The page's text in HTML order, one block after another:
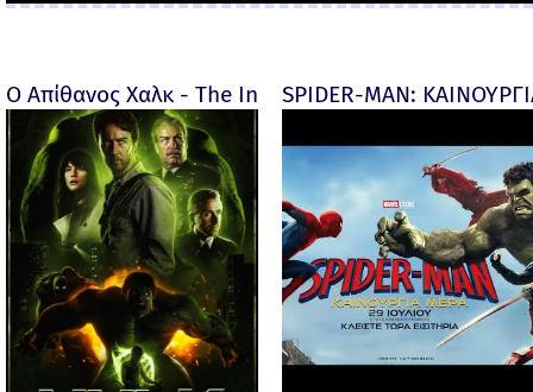
Ο Απίθανος Χαλκ - The Incredible Hulk - 2008
SPIDER-MAN: